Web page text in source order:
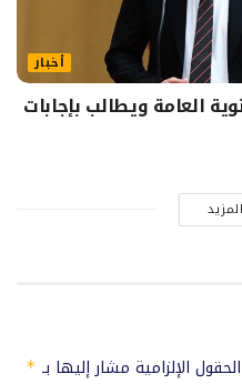
أخبار
العامة ويطالب بإجابات
الحقول الإلزامية مشار إليها بـ *